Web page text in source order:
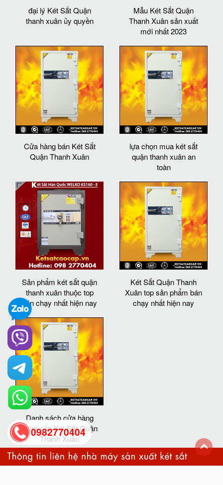
đại lý Két Sắt Quận
thanh xuân ủy quyền
Mẫu Két Sắt Quận
Thanh Xuân sản xuất
mới nhất 2023
Cửa hàng bán Két Sắt
Quận Thanh Xuân
lựa chọn mua két sắt
quận thanh xuân an
toàn
Sản phẩm két sắt quận
thanh xuân thuộc top
bán chạy nhất hiện nay
Két Sắt Quận Thanh
Xuân top sản phẩm bán
chạy nhất hiện nay
Danh sách cửa hàng
cung cấp Két Sắt Quận
Thanh Xuân
0982770404
back